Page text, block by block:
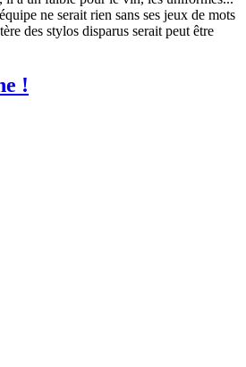
ne serait rien sans ses jeux de mots
des stylos disparus serait peut être
!